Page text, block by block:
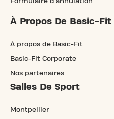
À Propos De Basic-Fit
À propos de Basic-Fit
Basic-Fit Corporate
Nos partenaires
Salles De Sport
Montpellier